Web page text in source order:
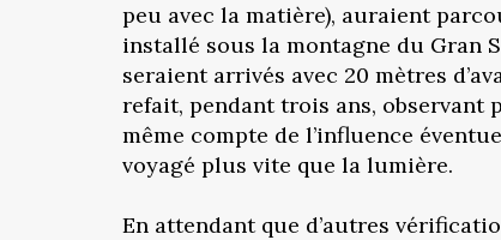
peu avec la matière), auraient
installé sous la montagne du Gran
seraient arrivés avec 20 mètres
refait, pendant trois ans, observant
même compte de l’influence
voyagé plus vite que la lumière.
En attendant que d’autres